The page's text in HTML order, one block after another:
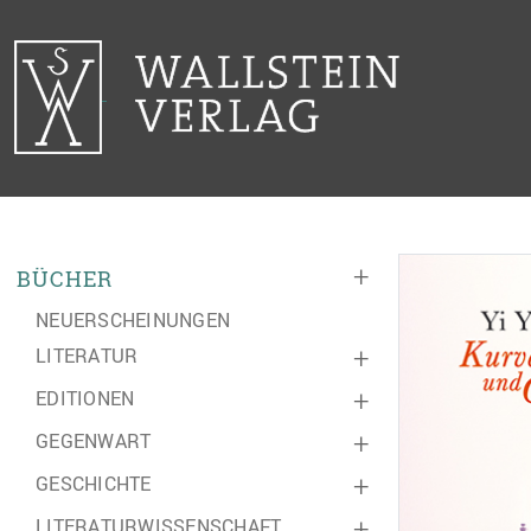
+
BÜCHER
NEUERSCHEINUNGEN
+
LITERATUR
+
EDITIONEN
+
GEGENWART
+
GESCHICHTE